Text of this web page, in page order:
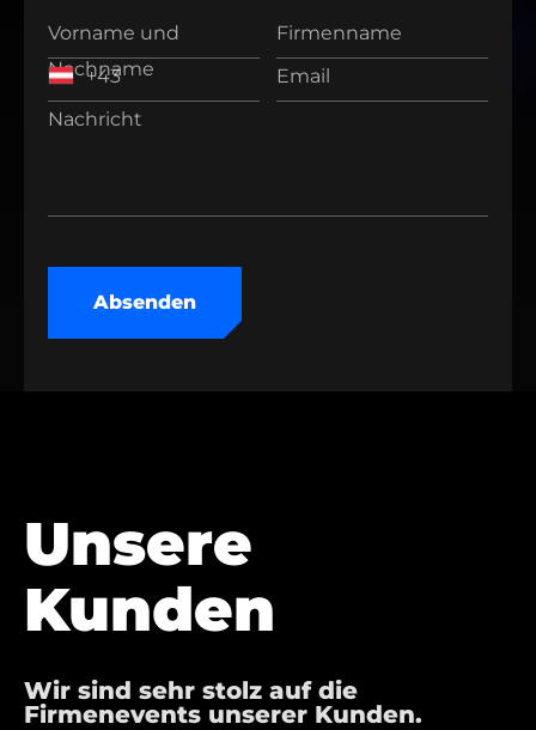
Vorname und
Nachname
Firmenname
Email
Nachricht
Absenden
Unsere
Kunden
Wir sind sehr stolz auf die
Firmenevents unserer Kunden.